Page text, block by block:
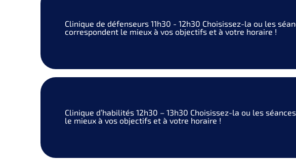
Clinique de défenseurs 11h30 - 12h30 Choisissez-la ou les
correspondent le mieux à vos objectifs et à votre horaire !
Clinique d’habilités 12h30 – 13h30 Choisissez-la ou les
le mieux à vos objectifs et à votre horaire !